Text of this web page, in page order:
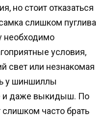
но стоит отказаться
слишком пуглива
необходимо
условия,
свет или незнакомая
у шиншиллы
и даже выкидыш. По
часто брать